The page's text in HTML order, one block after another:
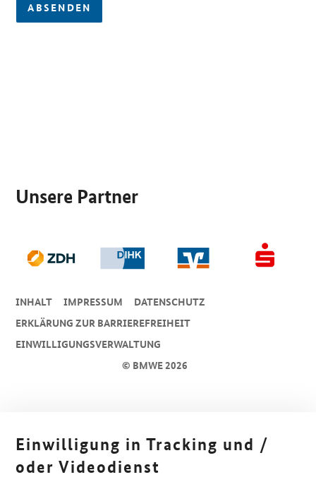
ABSENDEN
Unsere Partner
© BMWE 2026
INHALT IMPRESSUM
DA­TEN­SCHUTZ
ERKLÄRUNG ZUR BARRIEREFREIHEIT
EINWILLIGUNGSVERWALTUNG
Einwilligung in Tracking und /
oder Videodienst